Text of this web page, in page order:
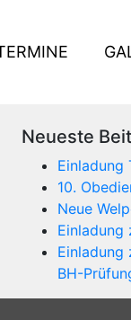
Neueste
Einladung
10.
Neue
Einladung
Einladung
BH-